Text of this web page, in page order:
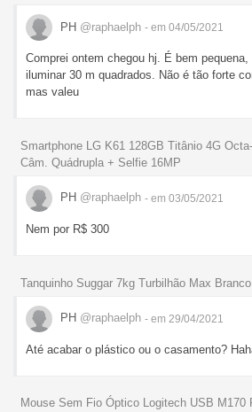
PH @raphaelph - em 04/05/2021
Comprei ontem chegou hj. É bem
iluminar 30 m quadrados. Não é tão forte
mas valeu
Smartphone LG K61 128GB Titânio 4G
Câm. Quádrupla + Selfie 16MP
PH @raphaelph - em 03/05/2021
Nem por R$ 300
Tanquinho Suggar 7kg Turbilhão Max Branco
PH @raphaelph - em 29/04/2021
Até acabar o plástico ou o casamento?
Mouse Sem Fio Óptico Logitech USB M170